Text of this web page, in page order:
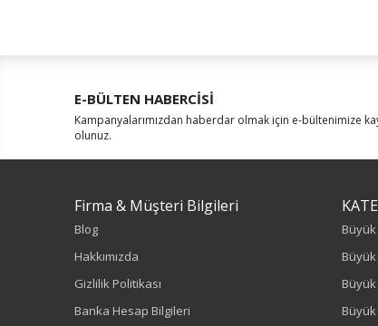
E-BÜLTEN HABERCİSİ
Kampanyalarımızdan haberdar olmak için e-bültenimize
olunuz.
Firma & Müşteri Bilgileri
Blog
Hakkımızda
Gizlilik Politikası
Banka Hesap Bilgileri